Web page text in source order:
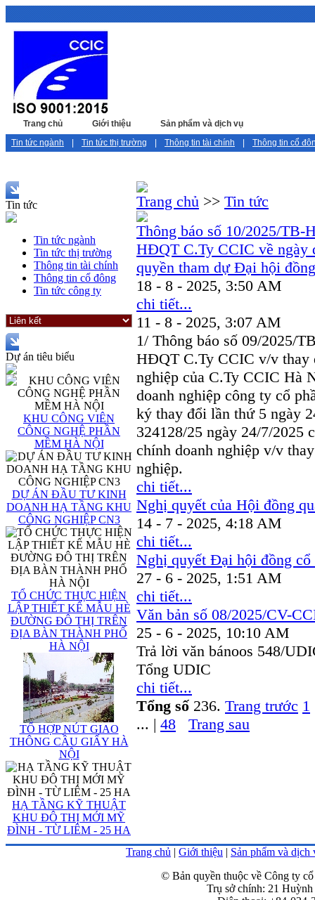
Trang chủ Giới thiệu Sản phẩm và dịch vụ
Tin tức ngành
Tin tức thị trường Thông tin tài chính Thông tin cổ
Tin tức
Tin tức ngành
Tin tức thị trường
Thông tin tài chính
Thông tin cổ đông
Tin tức công ty
Dự án tiêu biểu
KHU CÔNG VIÊN
CÔNG NGHỆ PHẦN
MỀM HÀ NỘI
DỰ ÁN ĐẦU TƯ KINH
DOANH HẠ TẦNG KHU
CÔNG NGHIỆP CN3
TỔ CHỨC THỰC HIỆN
LẬP THIẾT KẾ MẪU HÈ
ĐƯỜNG ĐÔ THỊ TRÊN
ĐỊA BÀN THÀNH PHỐ
HÀ NỘI
TỔ HỢP NÚT GIAO
THÔNG CẦU GIẤY HÀ
NỘI
HẠ TẦNG KỸ THUẬT
KHU ĐÔ THỊ MỚI MỸ
ĐÌNH - TỪ LIÊM - 25 HA
Trang chủ >> Tin tức
Thông báo số 10/2025/TB-
HĐQT C.Ty CCIC về ngày
quyền tham dự Đại hội
18 - 8 - 2025, 3:50 AM
chi tiết...
11 - 8 - 2025, 3:07 AM
1/ Thông báo số 09/2025/
HĐQT C.Ty CCIC v/v thay
nghiệp của C.Ty CCIC Hà
doanh nghiệp công ty cổ
ký thay đổi lần thứ 5 ngày
324128/25 ngày 24/7/2025
chính doanh nghiệp v/v
nghiệp.
chi tiết...
Nghị quyết của Hội đồng
14 - 7 - 2025, 4:18 AM
chi tiết...
Nghị quyết Đại hội đồng cổ
27 - 6 - 2025, 1:51 AM
chi tiết...
Văn bản số 08/2025/CV-
25 - 6 - 2025, 10:10 AM
Trả lời văn bánoos 548/
Tổng UDIC
chi tiết...
Tổng số 236. Trang trước 1
... | 48 Trang sau
Trang chủ | Giới thiệu | Sản phẩm và dịch
© Bản quyền thuộc về Công ty
Trụ sở chính: 21